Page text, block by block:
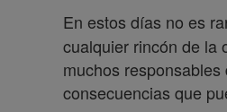
En estos días no es
cualquier rincón de la
muchos
consecuencias que